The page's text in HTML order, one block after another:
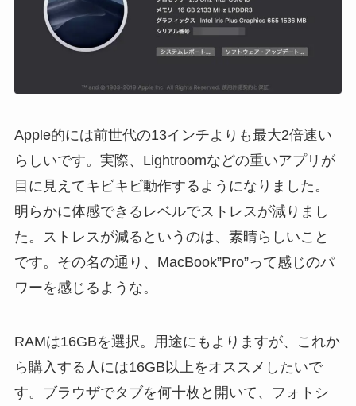
Apple的には前世代の13インチよりも最大2倍速い
らしいです。実際、Lightroomなどの重いアプリが
目に見えてキビキビ動作するようになりました。
明らかに体感できるレベルでストレスが減りまし
た。ストレスが減るというのは、素晴らしいこと
です。その名の通り、MacBook”Pro”って感じのパ
ワーを感じるような。
RAMは16GBを選択。用途にもよりますが、これか
ら購入する人には16GB以上をオススメしたいで
す。ブラウザでタブを何十枚と開いて、フォトシ